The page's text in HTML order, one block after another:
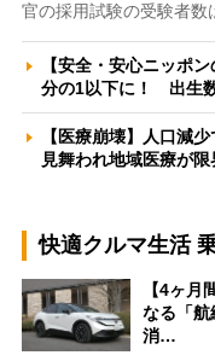
官の採用試験の受験者数
【安全・安心ニッポ
分の1以下に！ 出生
【医療崩壊】人口減
見舞われ地域医療が
快適クルマ生活
【4ヶ月
なる「航
消…